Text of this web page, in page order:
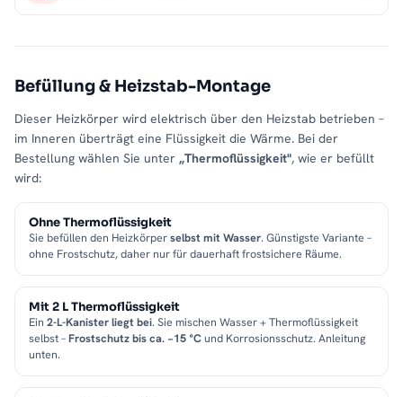
Befüllung & Heizstab-Montage
Dieser Heizkörper wird elektrisch über den Heizstab betrieben –
im Inneren überträgt eine Flüssigkeit die Wärme. Bei der
Bestellung wählen Sie unter „Thermoflüssigkeit", wie er befüllt
wird:
Ohne Thermoflüssigkeit
Sie befüllen den Heizkörperselbst mit Wasser. Günstigste Variante –
ohne Frostschutz, daher nur für dauerhaft frostsichere Räume.
Mit 2 L Thermoflüssigkeit
Ein 2-L-Kanister liegt bei. Sie mischen Wasser + Thermoflüssigkeit
selbst –Frostschutz bis ca. −15 °Cund Korrosionsschutz. Anleitung
unten.